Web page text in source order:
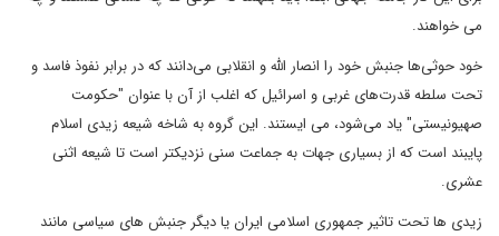
می خواهند.
خود حوثی‌ها جنبش خود را انصار الله و انقلابی می‌دانند که در برابر نفوذ فاسد و
تحت سلطه قدرت‌های غربی و اسرائیل که اغلب از آن با عنوان "حکومت
صهیونیستی" یاد می‌شود، می ایستند. این گروه به شاخه شیعه زیدی اسلام
پایبند است که از بسیاری جهات به جماعت سنی نزدیکتر است تا شیعه اثنی
عشری.
زیدی ها تحت تاثیر جمهوری اسلامی ایران یا دیگر جنبش های سیاسی مانند